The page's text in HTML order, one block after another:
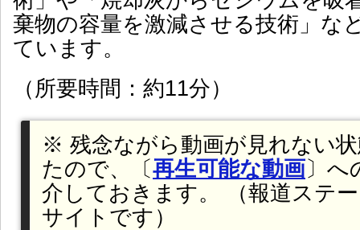
棄物の容量を激減させる技術」な
ています。
（所要時間：約11分）
※ 残念ながら動画が見れない
たので、〔再生可能な動画〕へ
介しておきます。 （報道ステ
サイトです）